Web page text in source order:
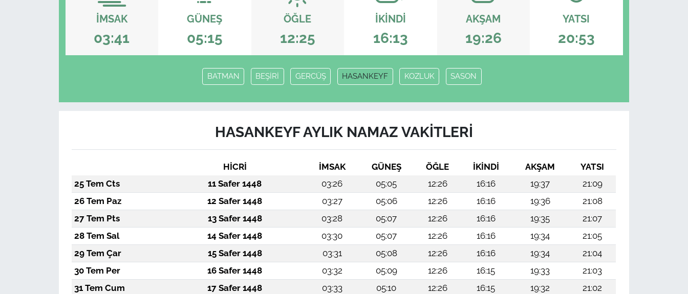
İMSAK
03:41
GÜNEŞ
05:15
ÖĞLE
12:25
İKINDI
16:13
AKŞAM
19:26
YATSI
20:53
BATMAN BEŞİRİ GERCÜŞ HASANKEYF KOZLUK SASON
HASANKEYF AYLIK NAMAZ VAKITLERI
HİCRİ İMSAK GÜNEŞ ÖĞLE İKINDI AKŞAM
YATSI
25 Tem Cts
11 Safer 1448 03:26 05:05 12:26 16:16 19:37
21:09
26 Tem Paz
12 Safer 1448 03:27 05:06 12:26 16:16 19:36
21:08
27 Tem Pts
13 Safer 1448 03:28 05:07 12:26 16:16 19:35
21:07
28 Tem Sal
14 Safer 1448 03:30 05:07 12:26 16:16 19:34
21:05
29 Tem Çar
15 Safer 1448 03:31 05:08 12:26 16:16 19:34
21:04
30 Tem Per
16 Safer 1448 03:32 05:09 12:26 16:15 19:33
21:03
31 Tem Cum
17 Safer 1448 03:33 05:10 12:26 16:15 19:32
21:02